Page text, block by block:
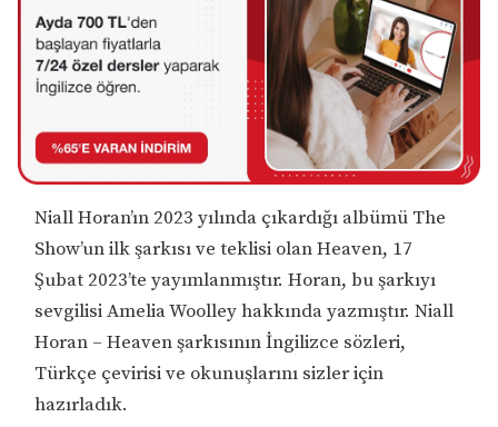
Niall Horan’ın 2023 yılında çıkardığı albümü The
Show’un ilk şarkısı ve teklisi olan Heaven, 17
Şubat 2023’te yayımlanmıştır. Horan, bu şarkıyı
sevgilisi Amelia Woolley hakkında yazmıştır. Niall
Horan – Heaven şarkısının İngilizce sözleri,
Türkçe çevirisi ve okunuşlarını sizler için
hazırladık.